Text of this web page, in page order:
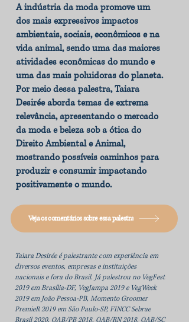
A indústria da moda promove um
dos mais expressivos impactos
ambientais, sociais, econômicos e na
vida animal, sendo uma das maiores
atividades econômicas do mundo e
uma das mais poluidoras do planeta.
Por meio dessa palestra, Taiara
Desirée aborda temas de extrema
relevância, apresentando o mercado
da moda e beleza sob a ótica do
Direito Ambiental e Animal,
mostrando possíveis caminhos para
produzir e consumir impactando
positivamente o mundo.
Veja os comentários sobre essa palestra
Taiara Desirée é palestrante com experiência em
diversos eventos, empresas e instituições
nacionais e fora do Brasil. Já palestrou no VegFest
2019 em Brasília-DF, VegJampa 2019 e VegWeek
2019 em João Pessoa-PB, Momento Groomer
PremieR 2019 em São Paulo-SP, FINCC Sebrae
Brasil 2020, OAB/PB 2018, OAB/RN 2018, OAB/SC